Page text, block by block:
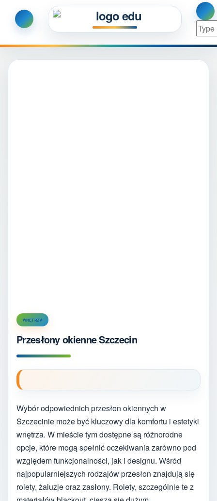
WNĘTRZA
Przesłony okienne Szczecin
Wybór odpowiednich przesłon okiennych w
Szczecinie może być kluczowy dla komfortu i estetyki
wnętrza. W mieście tym dostępne są różnorodne
opcje, które mogą spełnić oczekiwania zarówno pod
względem funkcjonalności, jak i designu. Wśród
najpopularniejszych rodzajów przesłon znajdują się
rolety, żaluzje oraz zasłony. Rolety, szczególnie te z